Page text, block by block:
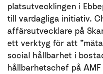
platsutvecklingen i
till vardagliga initiativ.
affärsutvecklare på
ett verktyg för att
social hållbarhet i
hållbarhetschef på